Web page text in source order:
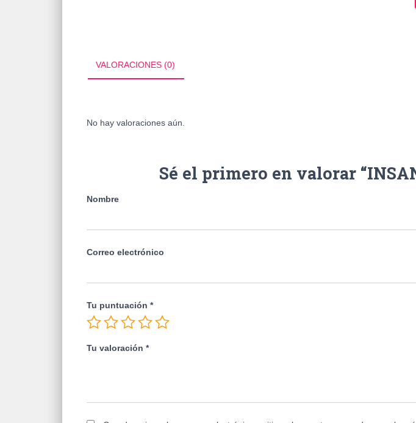
VALORACIONES (0)
No hay valoraciones aún.
Sé el primero en valorar
Nombre
Correo electrónico
Tu puntuación *
Tu valoración *